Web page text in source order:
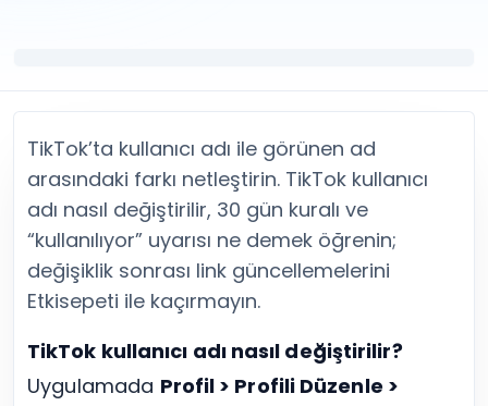
Tümünü Gör
YouTube Abone Satın Al
YouTube Beğeni Satın Al
YouTube İzlenme Satın Al
YouTube Yorum Satın Al
Tümünü Gör
Facebook
Facebook Beğeni Satın Al
Facebook Takipçi Satın Al
Facebook Video İzlenme Satın Al
Facebook Araçları
Spotify Araçları
Telegram Araçları
Twitch Araçları
SoundCloud Araçları
Snapchat Araçları
Tümünü Gör
TikTok’ta kullanıcı adı ile görünen ad
arasındaki farkı netleştirin. TikTok kullanıcı
adı nasıl değiştirilir, 30 gün kuralı ve
“kullanılıyor” uyarısı ne demek öğrenin;
değişiklik sonrası link güncellemelerini
Etkisepeti ile kaçırmayın.
TikTok kullanıcı adı nasıl değiştirilir?
Uygulamada Profil > Profili Düzenle >